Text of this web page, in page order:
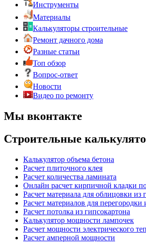
Инструменты
Материалы
Калькуляторы строительные
Ремонт дачного дома
Разные статьи
Топ обзор
Вопрос-ответ
Новости
Видео по ремонту
Мы вконтакте
Строительные
Калькулятор объема бетона
Расчет плиточного клея
Расчет количества ламината
Онлайн расчет кирпичной кладки
Расчет материала для облицовки из
Расчет материалов для перегородки
Расчет потолка из гипсокартона
Калькулятор мощности лампочек
Расчет мощности электрического
Расчет амперной мощности